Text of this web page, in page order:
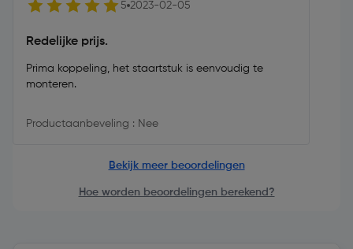
5 2023-02-05
Redelijke prijs.
Prima koppeling, het staartstuk is eenvoudig te
monteren.
Productaanbeveling : Nee
Bekijk meer beoordelingen
Hoe worden beoordelingen berekend?